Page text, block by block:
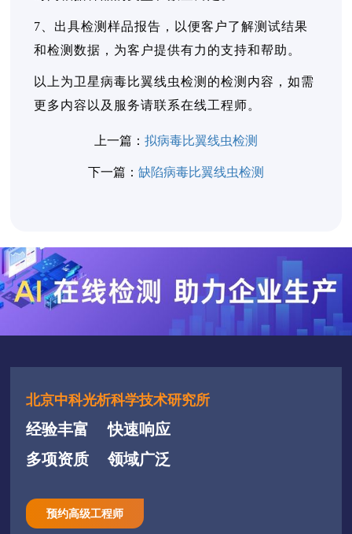
7、出具检测样品报告，以便客户了解测试结果
和检测数据，为客户提供有力的支持和帮助。
以上为卫星病毒比翼线虫检测的检测内容，如需
更多内容以及服务请联系在线工程师。
上一篇： 拟病毒比翼线虫检测
下一篇： 缺陷病毒比翼线虫检测
北京中科光析科学技术研究所
经验丰富
快速响应
多项资质
领域广泛
预约高级工程师